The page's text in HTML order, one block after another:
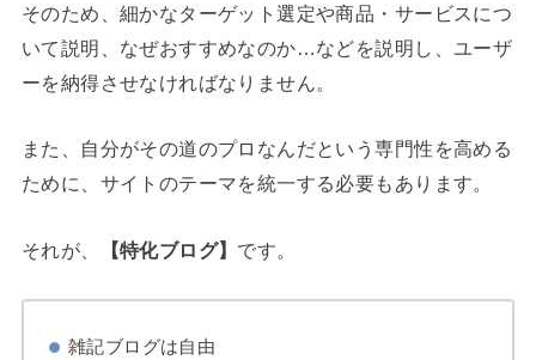
そのため、細かなターゲット選定や商品・サービスにつ
いて説明、なぜおすすめなのか…などを説明し、ユーザ
ーを納得させなければなりません。
また、自分がその道のプロなんだという専門性を高める
ために、サイトのテーマを統一する必要もあります。
それが、 【特化ブログ】 です。
雑記ブログは自由